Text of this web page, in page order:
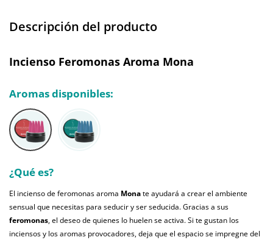
Descripción del producto
Incienso Feromonas Aroma Mona
Aromas disponibles:
¿Qué es?
El incienso de feromonas aroma Monate ayudará a crear el ambiente
sensual que necesitas para seducir y ser seducida. Gracias a sus
feromonas, el deseo de quienes lo huelen se activa. Si te gustan los
inciensos y los aromas provocadores, deja que el espacio se impregne del